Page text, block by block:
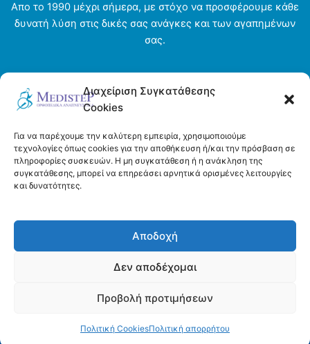
Διαχείριση Συγκατάθεσης
Cookies
Για να παρέχουμε την καλύτερη εμπειρία, χρησιμοποιούμε
τεχνολογίες όπως cookies για την αποθήκευση ή/και την πρόσβαση σε
πληροφορίες συσκευών. Η μη συγκατάθεση ή η ανάκληση της
συγκατάθεσης, μπορεί να επηρεάσει αρνητικά ορισμένες λειτουργίες
και δυνατότητες.
Αποδοχή
Δεν αποδέχομαι
Προβολή προτιμήσεων
Πολιτική CookiesΠολιτική απορρήτου
Απο το 1990 μέχρι σήμερα, με στόχο να προσφέρουμε κάθε
δυνατή λύση στις δικές σας ανάγκες και των αγαπημένων
σας.
Ενοικιάσεις
Τρόποι πληρωμής και αποστολής
Όροι και προϋποθέσεις
Πολιτική απορρήτου
Πολιτική Cookies (ΕΕ)